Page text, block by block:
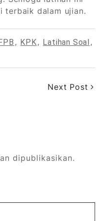
terbaik dalam ujian.
, KPK, Latihan Soal ,
Next Post
dipublikasikan.